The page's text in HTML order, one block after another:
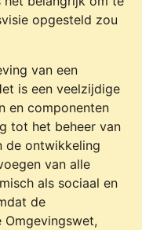
opgesteld zou
van een
is een veelzijdige
en componenten
tot het beheer van
de ontwikkeling
van alle
als sociaal en
de